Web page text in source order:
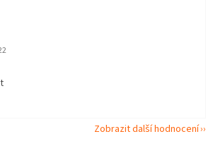
obchodu je 5 z 5 hvězdiček.
Zobrazit další hodnocení